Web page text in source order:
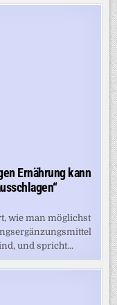
Ernährung kann
wie man möglichst
und spricht...